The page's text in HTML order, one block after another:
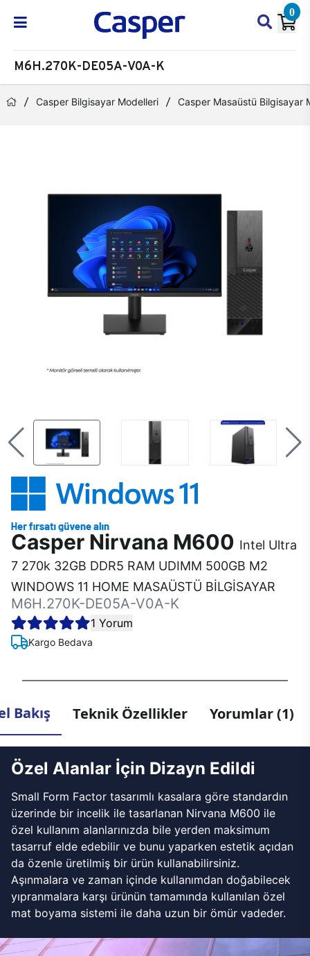
0
M6H.270K-DE05A-V0A-K
Casper Bilgisayar Modelleri Casper Masaüstü Bilgisayar
Casper Nirvana M600 Intel Ultra
7 270k 32GB DDR5 RAM UDIMM 500GB M2
WINDOWS 11 HOME MASAÜSTÜ BİLGİSAYAR
M6H.270K-DE05A-V0A-K
1 Yorum
Kargo Bedava
Bakış Teknik Özellikler Yorumlar (1)
Özel Alanlar İçin Dizayn Edildi
Small Form Factor tasarımlı kasalara göre standardın
üzerinde bir incelik ile tasarlanan Nirvana M600 ile
özel kullanım alanlarınızda bile yerden maksimum
tasarruf elde edebilir ve bunu yaparken estetik açıdan
da özenle üretilmiş bir ürün kullanabilirsiniz.
Aşınmalara ve zaman içinde kullanımdan doğabilecek
yıpranmalara karşı ürünün tamamında kullanılan özel
mat boyama sistemi ile daha uzun bir ömür vadeder.